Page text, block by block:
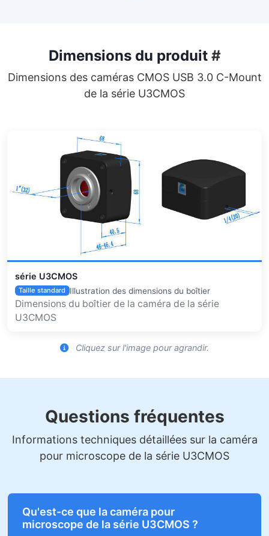
Dimensions du produit #
Dimensions des caméras CMOS USB 3.0 C-Mount
de la série U3CMOS
série U3CMOS
Taille standard Illustration des dimensions du boîtier
Dimensions du boîtier de la caméra de la série
U3CMOS
Cliquez sur l'image pour agrandir.
Questions fréquentes
Informations techniques détaillées sur la caméra
pour microscope de la série U3CMOS
Qu'est-ce que la caméra pour
microscope de la série U3CMOS ?